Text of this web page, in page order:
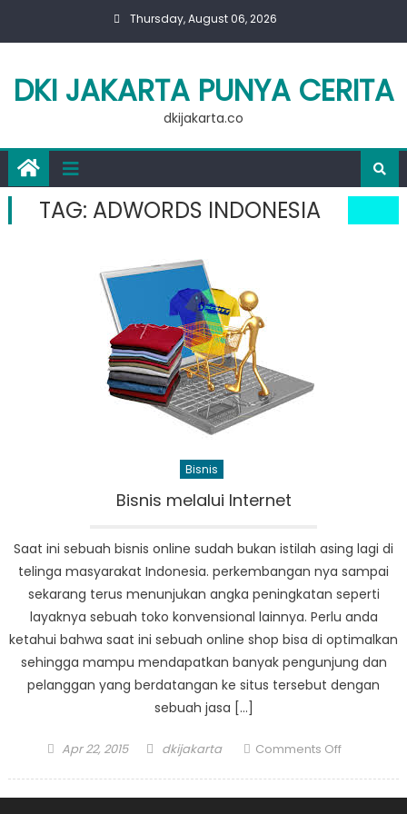
Thursday, August 06, 2026
DKI JAKARTA PUNYA CERITA
dkijakarta.co
TAG: ADWORDS INDONESIA
Bisnis
Bisnis melalui Internet
Saat ini sebuah bisnis online sudah bukan istilah asing lagi di
telinga masyarakat Indonesia. perkembangan nya sampai
sekarang terus menunjukan angka peningkatan seperti
layaknya sebuah toko konvensional lainnya. Perlu anda
ketahui bahwa saat ini sebuah online shop bisa di optimalkan
sehingga mampu mendapatkan banyak pengunjung dan
pelanggan yang berdatangan ke situs tersebut dengan
sebuah jasa […]
Posted
Apr 22, 2015 Author
dkijakarta Comments Offon